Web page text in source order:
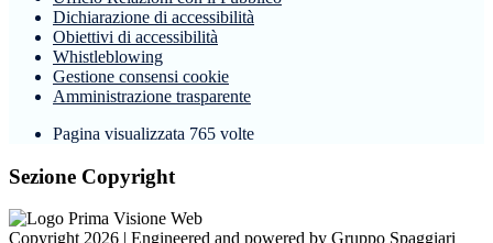
Dichiarazione di accessibilità
Obiettivi di accessibilità
Whistleblowing
Gestione consensi cookie
Amministrazione trasparente
Pagina visualizzata 765 volte
Sezione Copyright
Copyright 2026 | Engineered and powered by Gruppo Spaggiari